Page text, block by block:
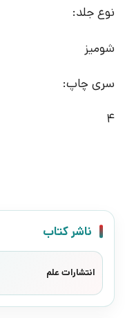
نوع جلد:
شومیز
سری چاپ:
4
ناشر کتاب
انتشارات علم